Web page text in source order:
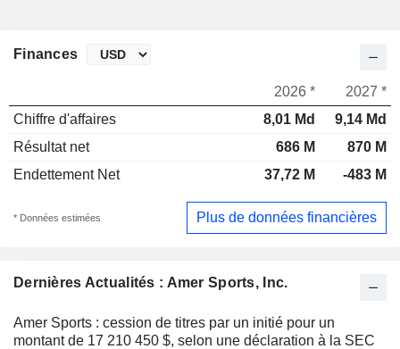
Dernières Actualités : Amer Sports, Inc.
Amer Sports : cession de titres par un initié pour un
montant de 17 210 450 $, selon une déclaration à la SEC
Finances
2026 *
2027 *
Chiffre d'affaires
8,01 Md
9,14 Md
Résultat net
686 M
870 M
Endettement Net
37,72 M -483 M
* Données estimées Plus de données financières